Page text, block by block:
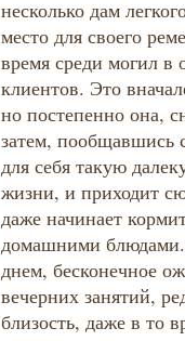
несколько дам
место для своего
время среди могил в
клиентов. Это
но постепенно она,
затем, пообщавшись
для себя такую
жизни, и приходит
даже начинает
домашними блюдами.
днем, бесконечное
вечерних занятий,
близость, даже в то